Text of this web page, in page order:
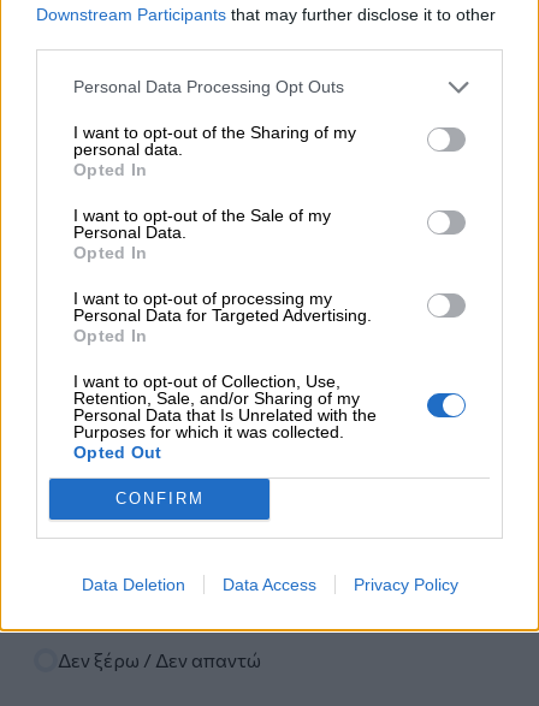
Downstream Participants that may further disclose it to other
Personal Data Processing Opt Outs
I want to opt-out of the Sharing of my
personal data.
Opted In
I want to opt-out of the Sale of my
Personal Data.
Opted In
I want to opt-out of processing my
Personal Data for Targeted Advertising.
Opted In
I want to opt-out of Collection, Use,
Retention, Sale, and/or Sharing of my
Personal Data that Is Unrelated with the
Purposes for which it was collected.
Opted Out
CONFIRM
Data Deletion Data Access Privacy Policy
Ψηφοφορία
Πιστεύετε ότι τα ασφαλιστικά σωματεία ΠΣΑΣ-
ΕΣΑΠΕ (ΠΣΣΑΣ)-ΣΕΜΑ-ΠΟΑΔ, διεκδικούν με
αποτελεσματικότητα καλές συμβάσεις με τις
ασφαλιστικές εταιρείες για τους
διαμεσολαβούντες;
Ναι
Δεν ξέρω / Δεν απαντώ